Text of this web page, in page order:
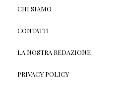
CHI SIAMO
CONTATTI
LA NOSTRA REDAZIONE
PRIVACY POLICY